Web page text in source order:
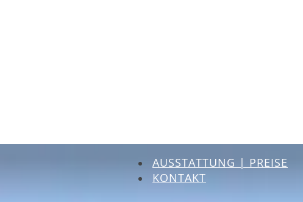
AUSSTATTUNG | PREISE
KONTAKT